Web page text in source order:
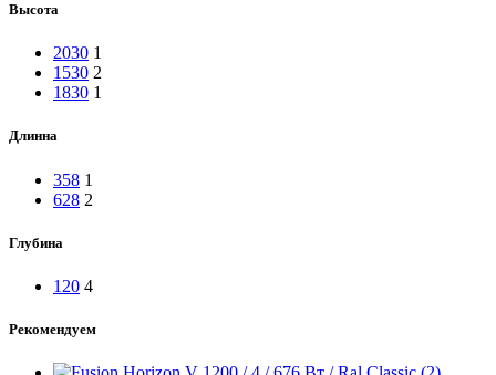
Высота
2030 1
1530 2
1830 1
Длинна
358 1
628 2
Глубина
120 4
Рекомендуем